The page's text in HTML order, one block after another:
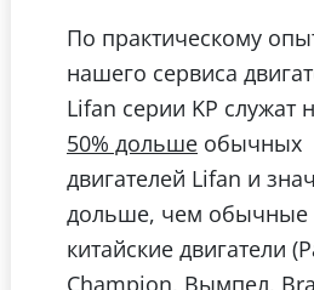
По практическому
нашего сервиса
Lifan серии KP служат
50% дольше обычных
двигателей Lifan и
дольше, чем обычные
китайские двигатели
Champion, Вымпел,